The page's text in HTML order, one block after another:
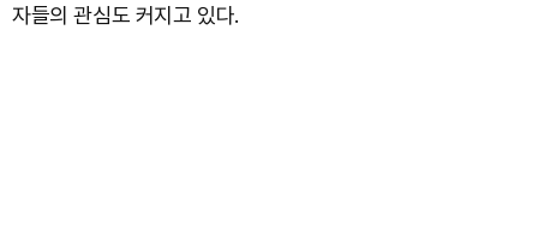
자들의 관심도 커지고 있다.